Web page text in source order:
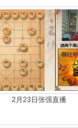
2月23日张强直播